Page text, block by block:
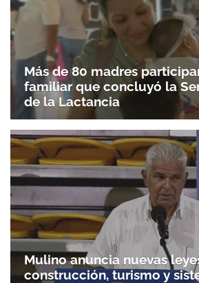
Más de 80 madres
familiar que concluyó la
de la Lactancia
Mulino anuncia nuevas
construcción, turismo y